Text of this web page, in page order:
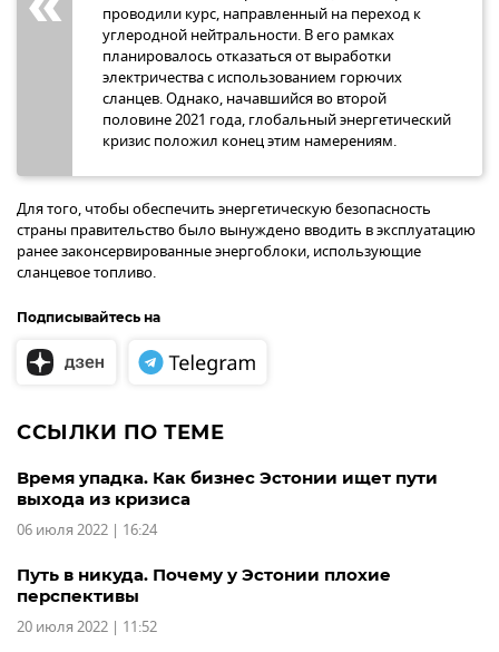
проводили курс, направленный на переход к
углеродной нейтральности. В его рамках
планировалось отказаться от выработки
электричества с использованием горючих
сланцев. Однако, начавшийся во второй
половине 2021 года, глобальный энергетический
кризис положил конец этим намерениям.
Для того, чтобы обеспечить энергетическую безопасность
страны правительство было вынуждено вводить в эксплуатацию
ранее законсервированные энергоблоки, использующие
сланцевое топливо.
Подписывайтесь на
ССЫЛКИ ПО ТЕМЕ
Время упадка. Как бизнес Эстонии ищет пути
выхода из кризиса
06 июля 2022 | 16:24
Путь в никуда. Почему у Эстонии плохие
перспективы
20 июля 2022 | 11:52